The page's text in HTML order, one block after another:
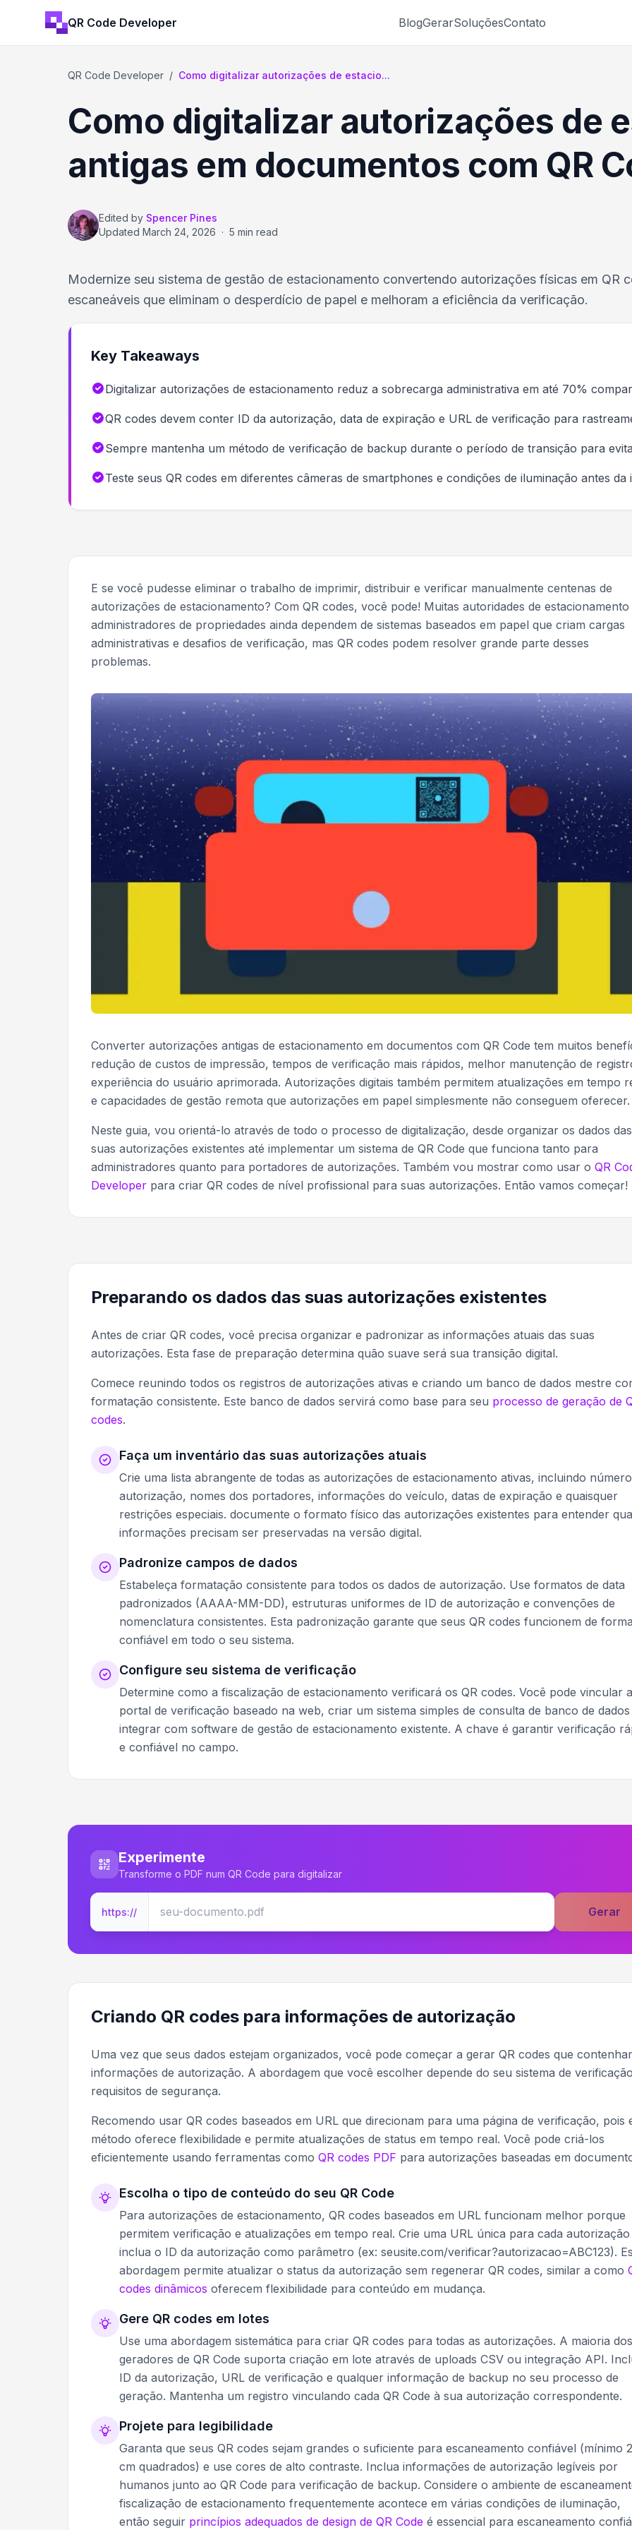
QR Code Developer BlogGerarSoluçõesContato
QR Code Developer / Como digitalizar autorizações de estacio...
Como digitalizar autorizações de
antigas em documentos com QR
Edited by Spencer Pines
Updated March 24, 2026 · 5 min read
Modernize seu sistema de gestão de estacionamento convertendo autorizações físicas em QR
escaneáveis que eliminam o desperdício de papel e melhoram a eficiência da verificação.
Key Takeaways
Digitalizar autorizações de estacionamento reduz a sobrecarga administrativa em até 70%
QR codes devem conter ID da autorização, data de expiração e URL de verificação para
Sempre mantenha um método de verificação de backup durante o período de transição para
Teste seus QR codes em diferentes câmeras de smartphones e condições de iluminação antes
E se você pudesse eliminar o trabalho de imprimir, distribuir e verificar manualmente centenas de
autorizações de estacionamento? Com QR codes, você pode! Muitas autoridades de estacionamento
administradores de propriedades ainda dependem de sistemas baseados em papel que criam cargas
administrativas e desafios de verificação, mas QR codes podem resolver grande parte desses
problemas.
Converter autorizações antigas de estacionamento em documentos com QR Code tem muitos
redução de custos de impressão, tempos de verificação mais rápidos, melhor manutenção de
experiência do usuário aprimorada. Autorizações digitais também permitem atualizações em tempo
e capacidades de gestão remota que autorizações em papel simplesmente não conseguem oferecer.
Neste guia, vou orientá-lo através de todo o processo de digitalização, desde organizar os dados das
suas autorizações existentes até implementar um sistema de QR Code que funciona tanto para
administradores quanto para portadores de autorizações. Também vou mostrar como usar o QR
Developer para criar QR codes de nível profissional para suas autorizações. Então vamos começar!
Preparando os dados das suas autorizações existentes
Antes de criar QR codes, você precisa organizar e padronizar as informações atuais das suas
autorizações. Esta fase de preparação determina quão suave será sua transição digital.
Comece reunindo todos os registros de autorizações ativas e criando um banco de dados mestre
formatação consistente. Este banco de dados servirá como base para seu processo de geração de
codes.
Faça um inventário das suas autorizações atuais
Crie uma lista abrangente de todas as autorizações de estacionamento ativas, incluindo
autorização, nomes dos portadores, informações do veículo, datas de expiração e quaisquer
restrições especiais. documente o formato físico das autorizações existentes para entender
informações precisam ser preservadas na versão digital.
Padronize campos de dados
Estabeleça formatação consistente para todos os dados de autorização. Use formatos de data
padronizados (AAAA-MM-DD), estruturas uniformes de ID de autorização e convenções de
nomenclatura consistentes. Esta padronização garante que seus QR codes funcionem de forma
confiável em todo o seu sistema.
Configure seu sistema de verificação
Determine como a fiscalização de estacionamento verificará os QR codes. Você pode vincular
portal de verificação baseado na web, criar um sistema simples de consulta de banco de
integrar com software de gestão de estacionamento existente. A chave é garantir verificação
e confiável no campo.
Experimente
Transforme o PDF num QR Code para digitalizar
https:// Gerar
Criando QR codes para informações de autorização
Uma vez que seus dados estejam organizados, você pode começar a gerar QR codes que
informações de autorização. A abordagem que você escolher depende do seu sistema de
requisitos de segurança.
Recomendo usar QR codes baseados em URL que direcionam para uma página de verificação, pois
método oferece flexibilidade e permite atualizações de status em tempo real. Você pode criá-los
eficientemente usando ferramentas como QR codes PDF para autorizações baseadas em
Escolha o tipo de conteúdo do seu QR Code
Para autorizações de estacionamento, QR codes baseados em URL funcionam melhor porque
permitem verificação e atualizações em tempo real. Crie uma URL única para cada autorização
inclua o ID da autorização como parâmetro (ex: seusite.com/verificar?autorizacao=ABC123).
abordagem permite atualizar o status da autorização sem regenerar QR codes, similar a como
codes dinâmicos oferecem flexibilidade para conteúdo em mudança.
Gere QR codes em lotes
Use uma abordagem sistemática para criar QR codes para todas as autorizações. A maioria dos
geradores de QR Code suporta criação em lote através de uploads CSV ou integração API.
ID da autorização, URL de verificação e qualquer informação de backup no seu processo de
geração. Mantenha um registro vinculando cada QR Code à sua autorização correspondente.
Projete para legibilidade
Garanta que seus QR codes sejam grandes o suficiente para escaneamento confiável (mínimo
cm quadrados) e use cores de alto contraste. Inclua informações de autorização legíveis por
humanos junto ao QR Code para verificação de backup. Considere o ambiente de
fiscalização de estacionamento frequentemente acontece em várias condições de iluminação,
então seguir princípios adequados de design de QR Code é essencial para escaneamento